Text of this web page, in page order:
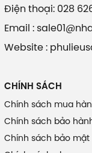
Điện thoại: 028
Email :
Website :
CHÍNH SÁCH
Chính sách mua
Chính sách bảo
Chính sách bảo mật